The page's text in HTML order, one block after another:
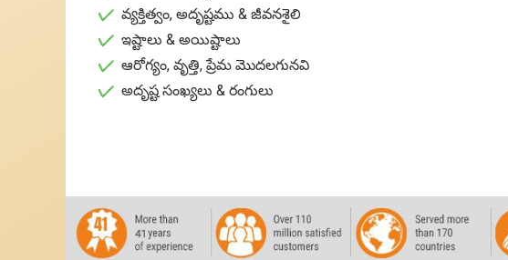
✓ వ్యక్తిత్వం, అదృష్టము & జీవనశైలి
✓ ఇష్టాలు & అయిష్టాలు
✓ ఆరోగ్యం, వృత్తి, ప్రేమ మొదలగునవి
✓ అదృష్ట సంఖ్యలు & రంగులు